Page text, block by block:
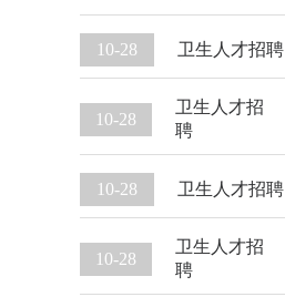
10-28 卫生人才招聘
10-28
卫生人才招
聘
10-28 卫生人才招聘
10-28
卫生人才招
聘